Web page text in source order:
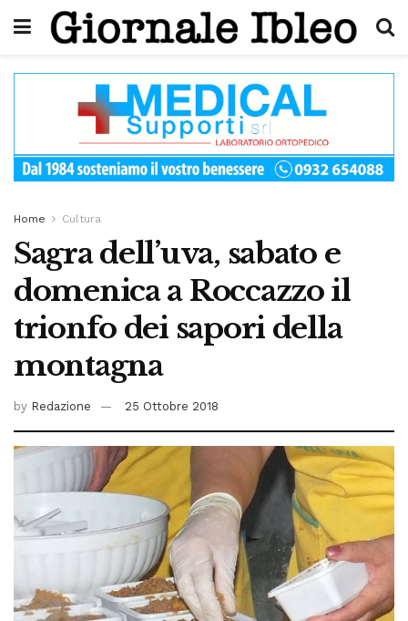
Home Cultura
Sagra dell’uva, sabato e
domenica a Roccazzo il
trionfo dei sapori della
montagna
by Redazione 25 Ottobre 2018